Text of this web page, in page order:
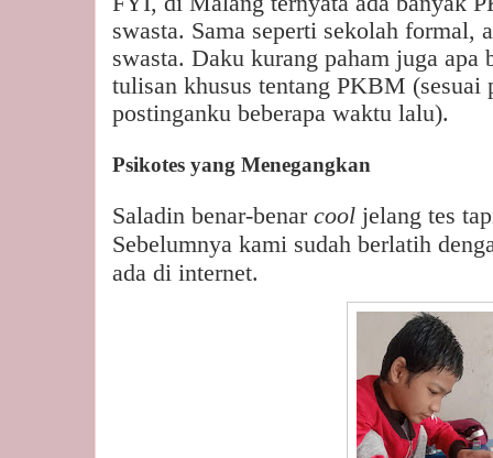
swasta. Sama seperti sekolah formal,
swasta. Daku kurang paham juga apa
tulisan khusus tentang PKBM (sesuai
postinganku beberapa waktu lalu).
Psikotes yang Menegangkan
Saladin benar-benar cool jelang tes
Sebelumnya kami sudah berlatih
ada di internet.